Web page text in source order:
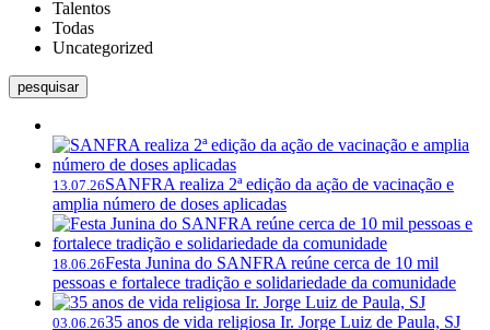
Talentos
Todas
Uncategorized
pesquisar
13.07.26SANFRA realiza 2ª edição da ação de vacinação e
amplia número de doses aplicadas
18.06.26Festa Junina do SANFRA reúne cerca de 10 mil
pessoas e fortalece tradição e solidariedade da comunidade
03.06.2635 anos de vida religiosa Ir. Jorge Luiz de Paula, SJ